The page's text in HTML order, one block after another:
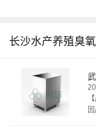
长沙水产养殖臭